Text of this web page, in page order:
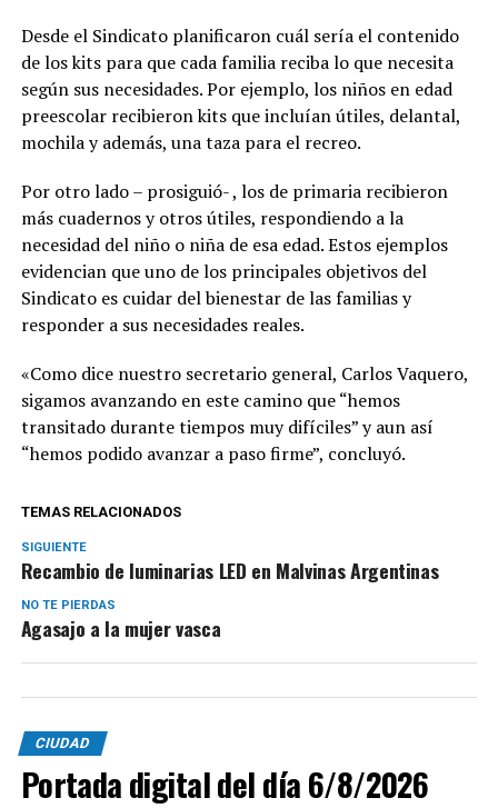
Desde el Sindicato planificaron cuál sería el contenido
de los kits para que cada familia reciba lo que necesita
según sus necesidades. Por ejemplo, los niños en edad
preescolar recibieron kits que incluían útiles, delantal,
mochila y además, una taza para el recreo.
Por otro lado – prosiguió- , los de primaria recibieron
más cuadernos y otros útiles, respondiendo a la
necesidad del niño o niña de esa edad. Estos ejemplos
evidencian que uno de los principales objetivos del
Sindicato es cuidar del bienestar de las familias y
responder a sus necesidades reales.
«Como dice nuestro secretario general, Carlos Vaquero,
sigamos avanzando en este camino que “hemos
transitado durante tiempos muy difíciles” y aun así
“hemos podido avanzar a paso firme”, concluyó.
TEMAS RELACIONADOS
SIGUIENTE
Recambio de luminarias LED en Malvinas Argentinas
NO TE PIERDAS
Agasajo a la mujer vasca
CIUDAD
Portada digital del día 6/8/2026